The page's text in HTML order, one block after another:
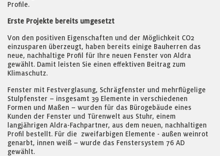
Profile.
Erste Projekte bereits umgesetzt
Von den positiven Eigenschaften und der Möglichkeit CO2
einzusparen überzeugt, haben bereits einige Bauherren das
neue, nachhaltige Profil für Ihre neuen Fenster von Aldra
gewählt. Damit leisten Sie einen effektiven Beitrag zum
Klimaschutz.
Fenster mit Festverglasung, Schrägfenster und mehrflügelige
Stulpfenster – insgesamt 39 Elemente in verschiedenen
Formen und Maßen – wurden für das Bürogebäude eines
Kunden der Fenster und Türenwelt aus Stuhr, einem
langjährigen Aldra-Fachpartner, aus dem neuen, nachhaltigen
Profil bestellt. Für die zweifarbigen Elemente - außen weinrot
genarbt, innen weiß – wurde das Fenstersystem 76 AD
gewählt.